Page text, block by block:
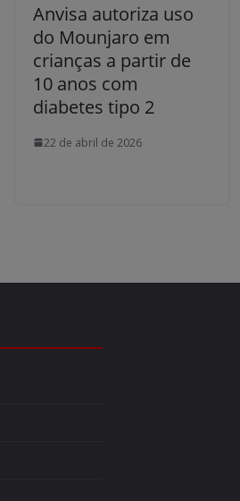
Anvisa autoriza uso
do Mounjaro em
crianças a partir de
10 anos com
diabetes tipo 2
22 de abril de 2026